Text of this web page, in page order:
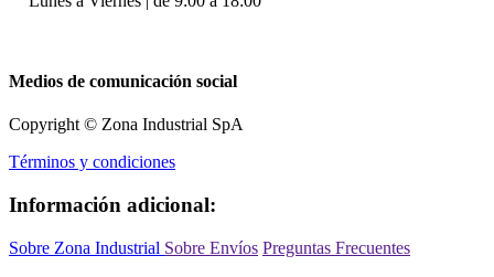
Medios de comunicación social
Copyright © Zona Industrial SpA
Términos y condiciones
Información adicional:
Sobre Zona Industrial Sobre Envíos Preguntas Frecuentes